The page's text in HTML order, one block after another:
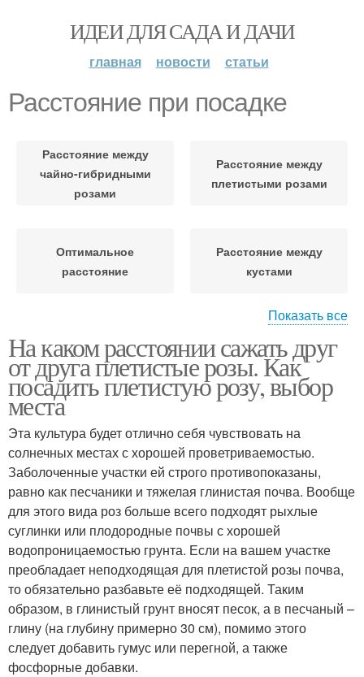
ИДЕИ ДЛЯ САДА И ДАЧИ
главная новости статьи
Расстояние при посадке
Расстояние между
чайно-гибридными
розами
Расстояние между
плетистыми розами
Оптимальное
расстояние
Расстояние между
кустами
розами
Показать все
На каком расстоянии сажать друг
от друга плетистые розы. Как
посадить плетистую розу, выбор
места
Эта культура будет отлично себя чувствовать на
солнечных местах с хорошей проветриваемостью.
Заболоченные участки ей строго противопоказаны,
равно как песчаники и тяжелая глинистая почва. Вообще
для этого вида роз больше всего подходят рыхлые
суглинки или плодородные почвы с хорошей
водопроницаемостью грунта. Если на вашем участке
преобладает неподходящая для плетистой розы почва,
то обязательно разбавьте её подходящей. Таким
образом, в глинистый грунт вносят песок, а в песчаный –
глину (на глубину примерно 30 см), помимо этого
следует добавить гумус или перегной, а также
фосфорные добавки.